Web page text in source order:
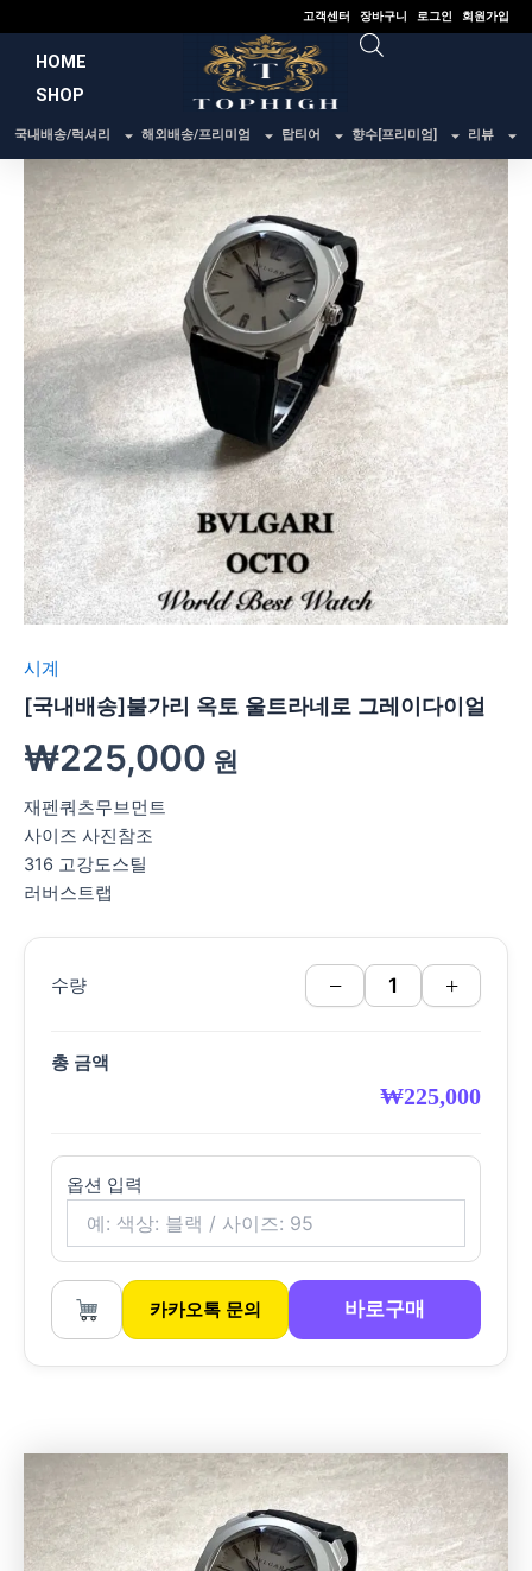
건
너
고객센터 장바구니 로그인 회원가입
HOME
SHOP
국내배송/럭셔리 해외배송/프리미엄 탑티어 향수[프리미엄] 리뷰
시계
[국내배송]불가리 옥토 울트라네로 그레이다이얼
₩225,000 원
재펜쿼츠무브먼트
사이즈 사진참조
316 고강도스틸
러버스트랩
수량 − +
총 금액
₩225,000
옵션 입력
카카오톡 문의 바로구매